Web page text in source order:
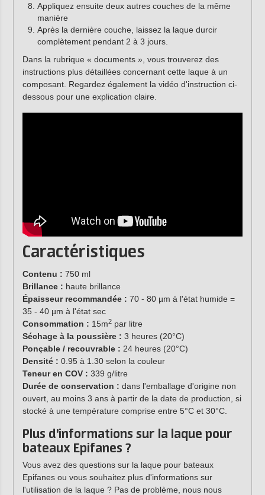
Appliquez ensuite deux autres couches de la même
manière
Après la dernière couche, laissez la laque durcir
complètement pendant 2 à 3 jours.
Dans la rubrique « documents », vous trouverez des
instructions plus détaillées concernant cette laque à un
composant. Regardez également la vidéo d'instruction ci-
dessous pour une explication claire.
Caractéristiques
Contenu : 750 ml
Brillance : haute brillance
Épaisseur recommandée : 70 - 80 µm à l'état humide =
35 - 40 µm à l'état sec
Consommation : 15m2par litre
Séchage à la poussière : 3 heures (20°C)
Ponçable / recouvrable : 24 heures (20°C)
Densité : 0.95 à 1.30 selon la couleur
Teneur en COV : 339 g/litre
Durée de conservation : dans l'emballage d'origine non
ouvert, au moins 3 ans à partir de la date de production, si
stocké à une température comprise entre 5°C et 30°C.
Plus d'informations sur la laque pour
bateaux Epifanes ?
Vous avez des questions sur la laque pour bateaux
Epifanes ou vous souhaitez plus d'informations sur
l'utilisation de la laque ? Pas de problème, nous nous